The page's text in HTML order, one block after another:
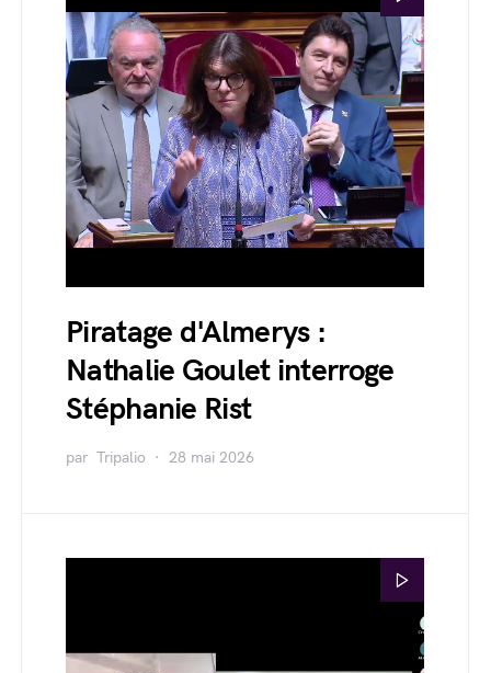
Piratage d'Almerys :
Nathalie Goulet interroge
Stéphanie Rist
par Tripalio 28 mai 2026